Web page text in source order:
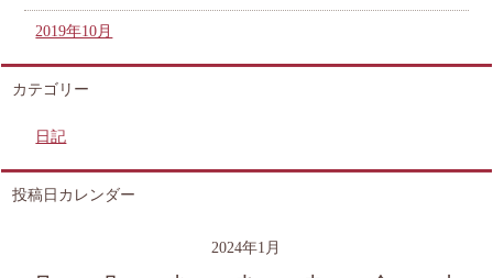
2019年10月
カテゴリー
日記
投稿日カレンダー
2024年1月